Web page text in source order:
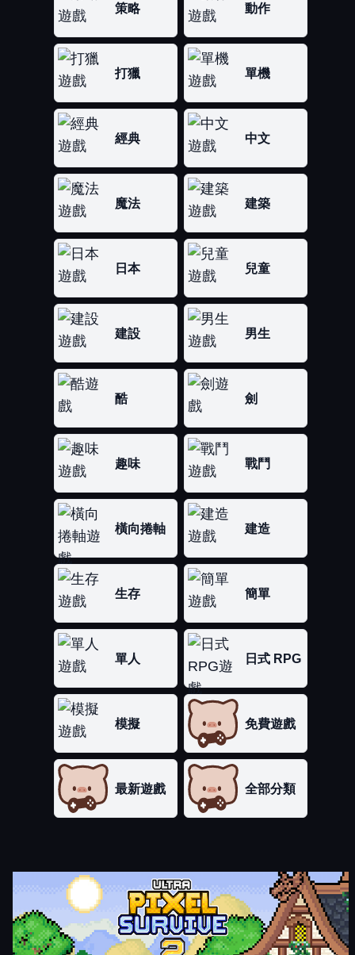
策略 動作
打獵 單機
經典 中文
魔法 建築
日本 兒童
建設 男生
酷 劍
趣味 戰鬥
橫向捲軸 建造
生存 簡單
單人 日式 RPG
模擬 免費遊戲
最新遊戲 全部分類